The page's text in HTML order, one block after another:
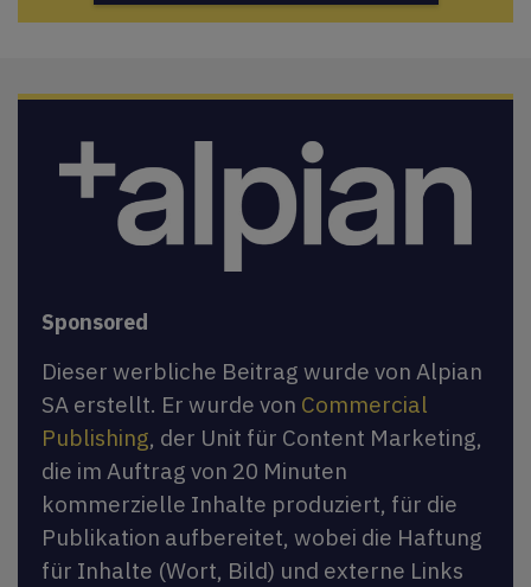
Sponsored
Dieser werbliche Beitrag wurde von Alpian
SA erstellt. Er wurde von Commercial
Publishing, der Unit für Content Marketing,
die im Auftrag von 20 Minuten
kommerzielle Inhalte produziert, für die
Publikation aufbereitet, wobei die Haftung
für Inhalte (Wort, Bild) und externe Links